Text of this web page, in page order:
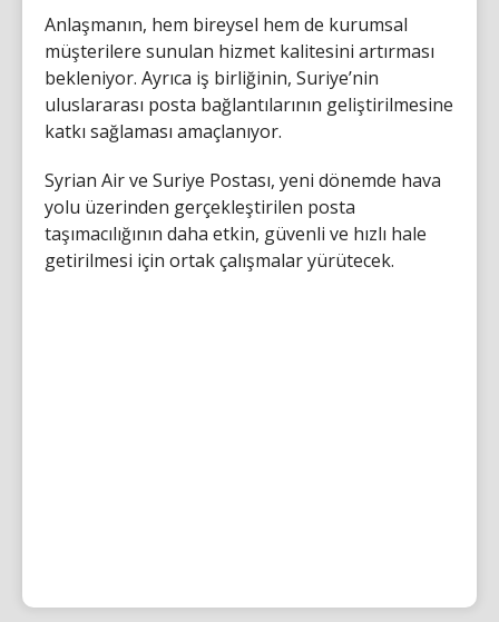
Anlaşmanın, hem bireysel hem de kurumsal
müşterilere sunulan hizmet kalitesini artırması
bekleniyor. Ayrıca iş birliğinin, Suriye’nin
uluslararası posta bağlantılarının geliştirilmesine
katkı sağlaması amaçlanıyor.
Syrian Air ve Suriye Postası, yeni dönemde hava
yolu üzerinden gerçekleştirilen posta
taşımacılığının daha etkin, güvenli ve hızlı hale
getirilmesi için ortak çalışmalar yürütecek.